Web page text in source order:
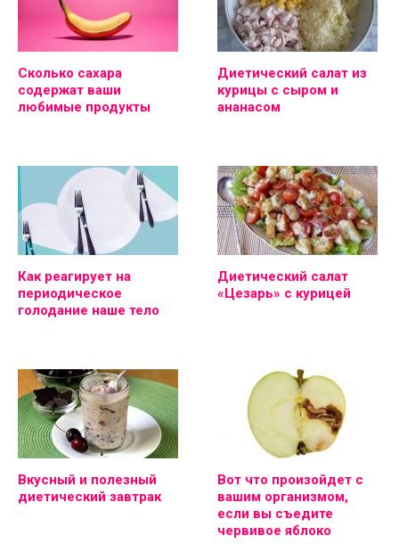
Сколько сахара
содержат ваши
любимые продукты
Диетический салат из
курицы с сыром и
ананасом
Как реагирует на
периодическое
голодание наше тело
Диетический салат
«Цезарь» с курицей
Вкусный и полезный
диетический завтрак
Вот что произойдет с
вашим организмом,
если вы съедите
червивое яблоко